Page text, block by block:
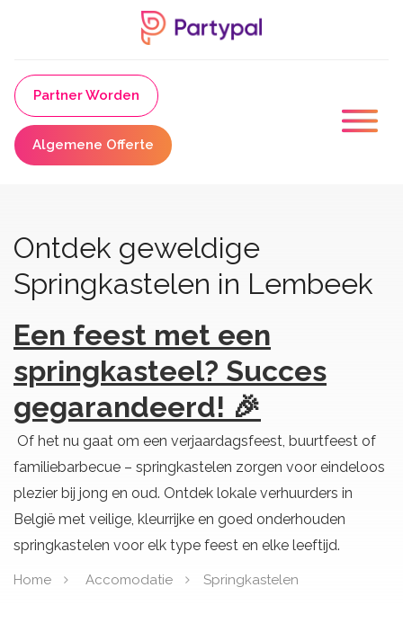
Partner Worden
Algemene Offerte
Ontdek geweldige
Springkastelen in Lembeek
Een feest met een
springkasteel? Succes
gegarandeerd! 🎉
Of het nu gaat om een verjaardagsfeest, buurtfeest of
familiebarbecue – springkastelen zorgen voor eindeloos
plezier bij jong en oud. Ontdek lokale verhuurders in
België met veilige, kleurrijke en goed onderhouden
springkastelen voor elk type feest en elke leeftijd.
Home Accomodatie Springkastelen